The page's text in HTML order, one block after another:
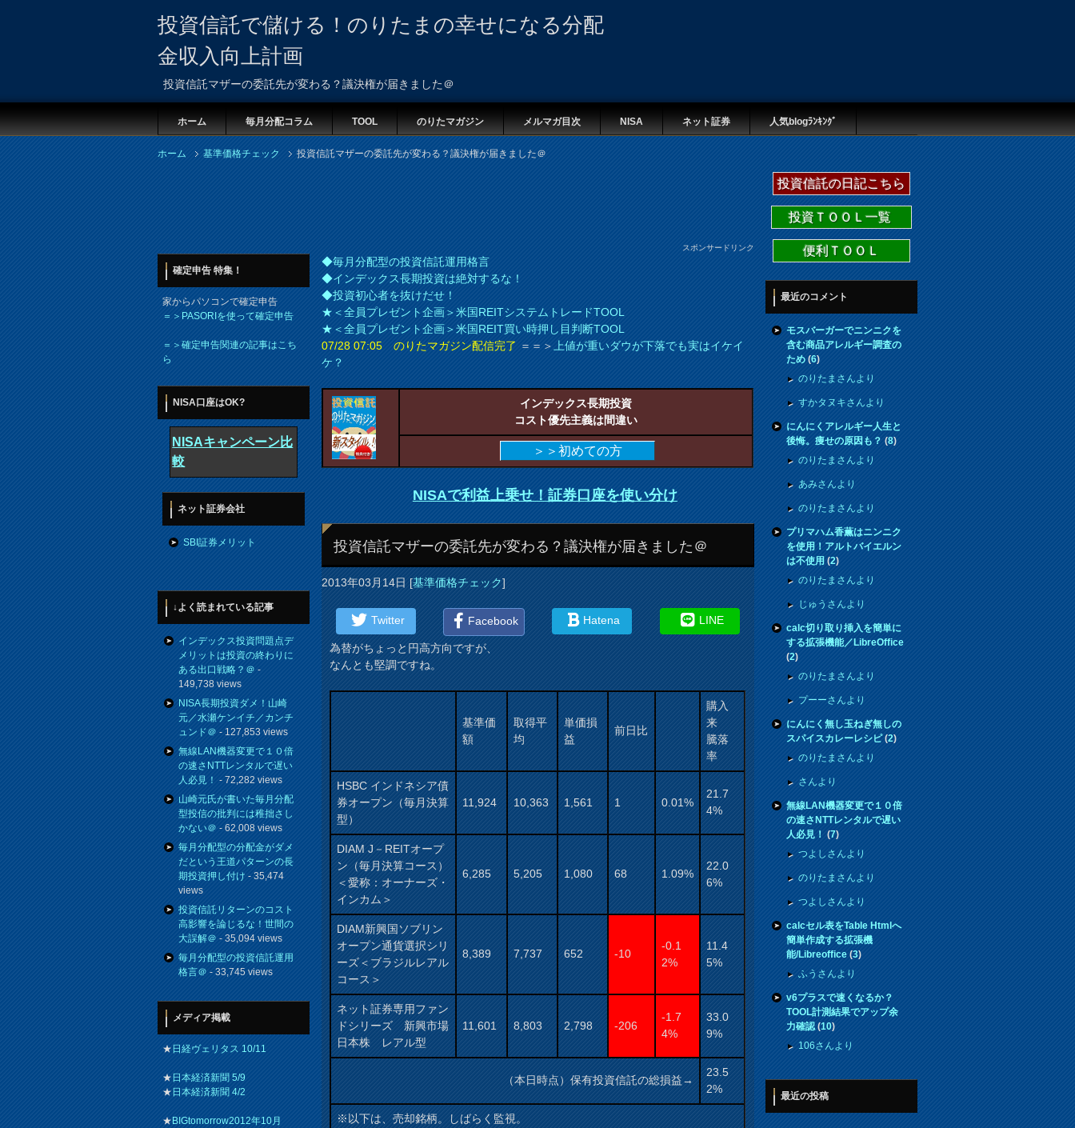
投資信託で儲ける！のりたまの幸せになる分配
金収入向上計画
投資信託マザーの委託先が変わる？議決権が届きました＠
ホーム 毎月分配コラム TOOL のりたマガジン メルマガ目次 NISA ネット証券 人気blogﾗﾝｷﾝｸﾞ
ホーム 基準価格チェック 投資信託マザーの委託先が変わる？議決権が届きました＠
スポンサードリンク
◆毎月分配型の投資信託運用格言
◆インデックス長期投資は絶対するな！
◆投資初心者を抜けだせ！
★＜全員プレゼント企画＞米国REITシステムトレードTOOL
★＜全員プレゼント企画＞米国REIT買い時押し目判断TOOL
07/28 07:05 のりたマガジン配信完了＝＝＞上値が重いダウが下落でも実はイケイ
ケ？
インデックス長期投資
コスト優先主義は間違い
＞＞初めての方
NISAで利益上乗せ！証券口座を使い分け
投資信託マザーの委託先が変わる？議決権が届きました＠
2013年03月14日[基準価格チェック]
Twitter Facebook Hatena LINE
為替がちょっと円高方向ですが、
なんとも堅調ですね。
基準価
額
取得平
均
単価損
益
前日比
購入
来
騰落
率
HSBC インドネシア債
券オープン（毎月決算
型）
11,924 10,363 1,561 1 0.01%
21.7
4%
DIAM J－REITオープ
ン（毎月決算コース）
＜愛称：オーナーズ・
インカム＞
6,285 5,205 1,080 68 1.09%
22.0
6%
DIAM新興国ソブリン
オープン通貨選択シリ
ーズ＜ブラジルレアル
コース＞
8,389 7,737 652 -10
-0.1
2%
11.4
5%
ネット証券専用ファン
ドシリーズ 新興市場
日本株 レアル型
11,601 8,803 2,798 -206
-1.7
4%
33.0
9%
（本日時点）保有投資信託の総損益→
23.5
2%
※以下は、売却銘柄。しばらく監視。
確定申告 特集！
家からパソコンで確定申告
＝＞PASORIを使って確定申告
＝＞確定申告関連の記事はこち
ら
NISA口座はOK?
NISAキャンペーン比
較
ネット証券会社
SBI証券メリット
↓よく読まれている記事
インデックス投資問題点デ
メリットは投資の終わりに
ある出口戦略？＠-
149,738 views
NISA長期投資ダメ！山崎
元／水瀬ケンイチ／カンチ
ュンド＠- 127,853 views
無線LAN機器変更で１０倍
の速さNTTレンタルで遅い
人必見！- 72,282 views
山崎元氏が書いた毎月分配
型投信の批判には稚拙さし
かない＠- 62,008 views
毎月分配型の分配金がダメ
だという王道パターンの長
期投資押し付け- 35,474
views
投資信託リターンのコスト
高影響を論じるな！世間の
大誤解＠- 35,094 views
毎月分配型の投資信託運用
格言＠- 33,745 views
メディア掲載
★日経ヴェリタス 10/11
★日本経済新聞 5/9
★日本経済新聞 4/2
★BIGtomorrow2012年10月
投資信託の日記こちら
投資ＴＯＯＬ一覧
便利ＴＯＯＬ
最近のコメント
モスバーガーでニンニクを
含む商品アレルギー調査の
ため(6)
のりたまさんより
すかタヌキさんより
にんにくアレルギー人生と
後悔。痩せの原因も？(8)
のりたまさんより
あみさんより
のりたまさんより
プリマハム香薫はニンニク
を使用！アルトバイエルン
は不使用(2)
のりたまさんより
じゅうさんより
calc切り取り挿入を簡単に
する拡張機能／LibreOffice
(2)
のりたまさんより
プーーさんより
にんにく無し玉ねぎ無しの
スパイスカレーレシピ(2)
のりたまさんより
さんより
無線LAN機器変更で１０倍
の速さNTTレンタルで遅い
人必見！(7)
つよしさんより
のりたまさんより
つよしさんより
calcセル表をTable Htmlへ
簡単作成する拡張機
能/Libreoffice(3)
ふうさんより
v6プラスで速くなるか？
TOOL計測結果でアップ余
力確認(10)
106さんより
最近の投稿